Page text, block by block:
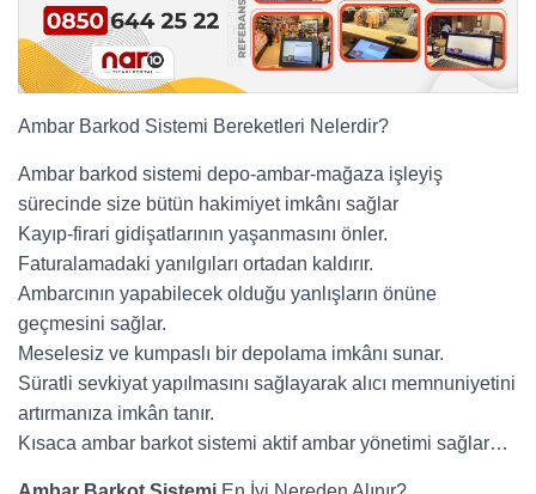
Ambar Barkod Sistemi Bereketleri Nelerdir?
Ambar barkod sistemi depo-ambar-mağaza işleyiş
sürecinde size bütün hakimiyet imkânı sağlar
Kayıp-firari gidişatlarının yaşanmasını önler.
Faturalamadaki yanılgıları ortadan kaldırır.
Ambarcının yapabilecek olduğu yanlışların önüne
geçmesini sağlar.
Meselesiz ve kumpaslı bir depolama imkânı sunar.
Süratli sevkiyat yapılmasını sağlayarak alıcı memnuniyetini
artırmanıza imkân tanır.
Kısaca ambar barkot sistemi aktif ambar yönetimi sağlar…